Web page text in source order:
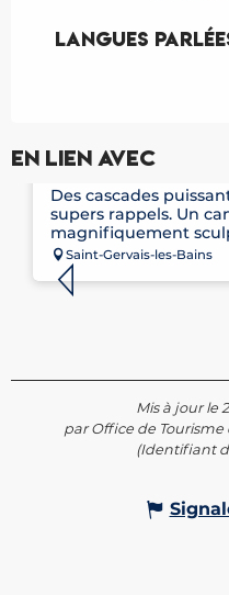
Langues
Langues
En lien avec
CANYONING LA
Des cascades
supers rappels. Un
magnifiquement
Saint-Gervais-les-Bains
Mis à jour le
par Office de
(Identifiant